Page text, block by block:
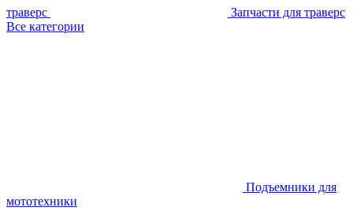
траверс
Запчасти для траверс
Все категории
Подъемники для
мототехники